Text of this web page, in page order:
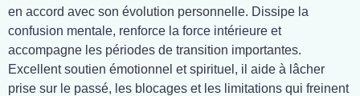
en accord avec son évolution personnelle. Dissipe la
confusion mentale, renforce la force intérieure et
accompagne les périodes de transition importantes.
Excellent soutien émotionnel et spirituel, il aide à lâcher
prise sur le passé, les blocages et les limitations qui freinent